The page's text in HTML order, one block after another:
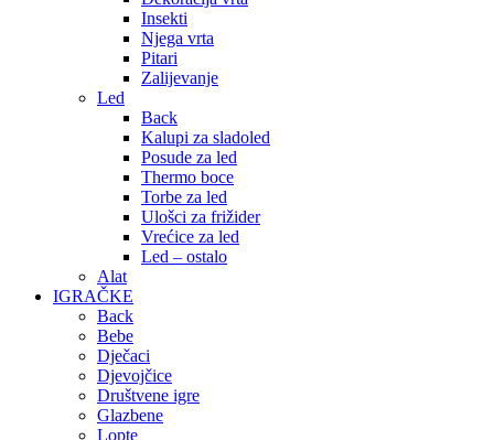
Insekti
Njega vrta
Pitari
Zalijevanje
Led
Back
Kalupi za sladoled
Posude za led
Thermo boce
Torbe za led
Ulošci za frižider
Vrećice za led
Led – ostalo
Alat
IGRAČKE
Back
Bebe
Dječaci
Djevojčice
Društvene igre
Glazbene
Lopte